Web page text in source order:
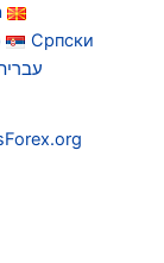
Српски